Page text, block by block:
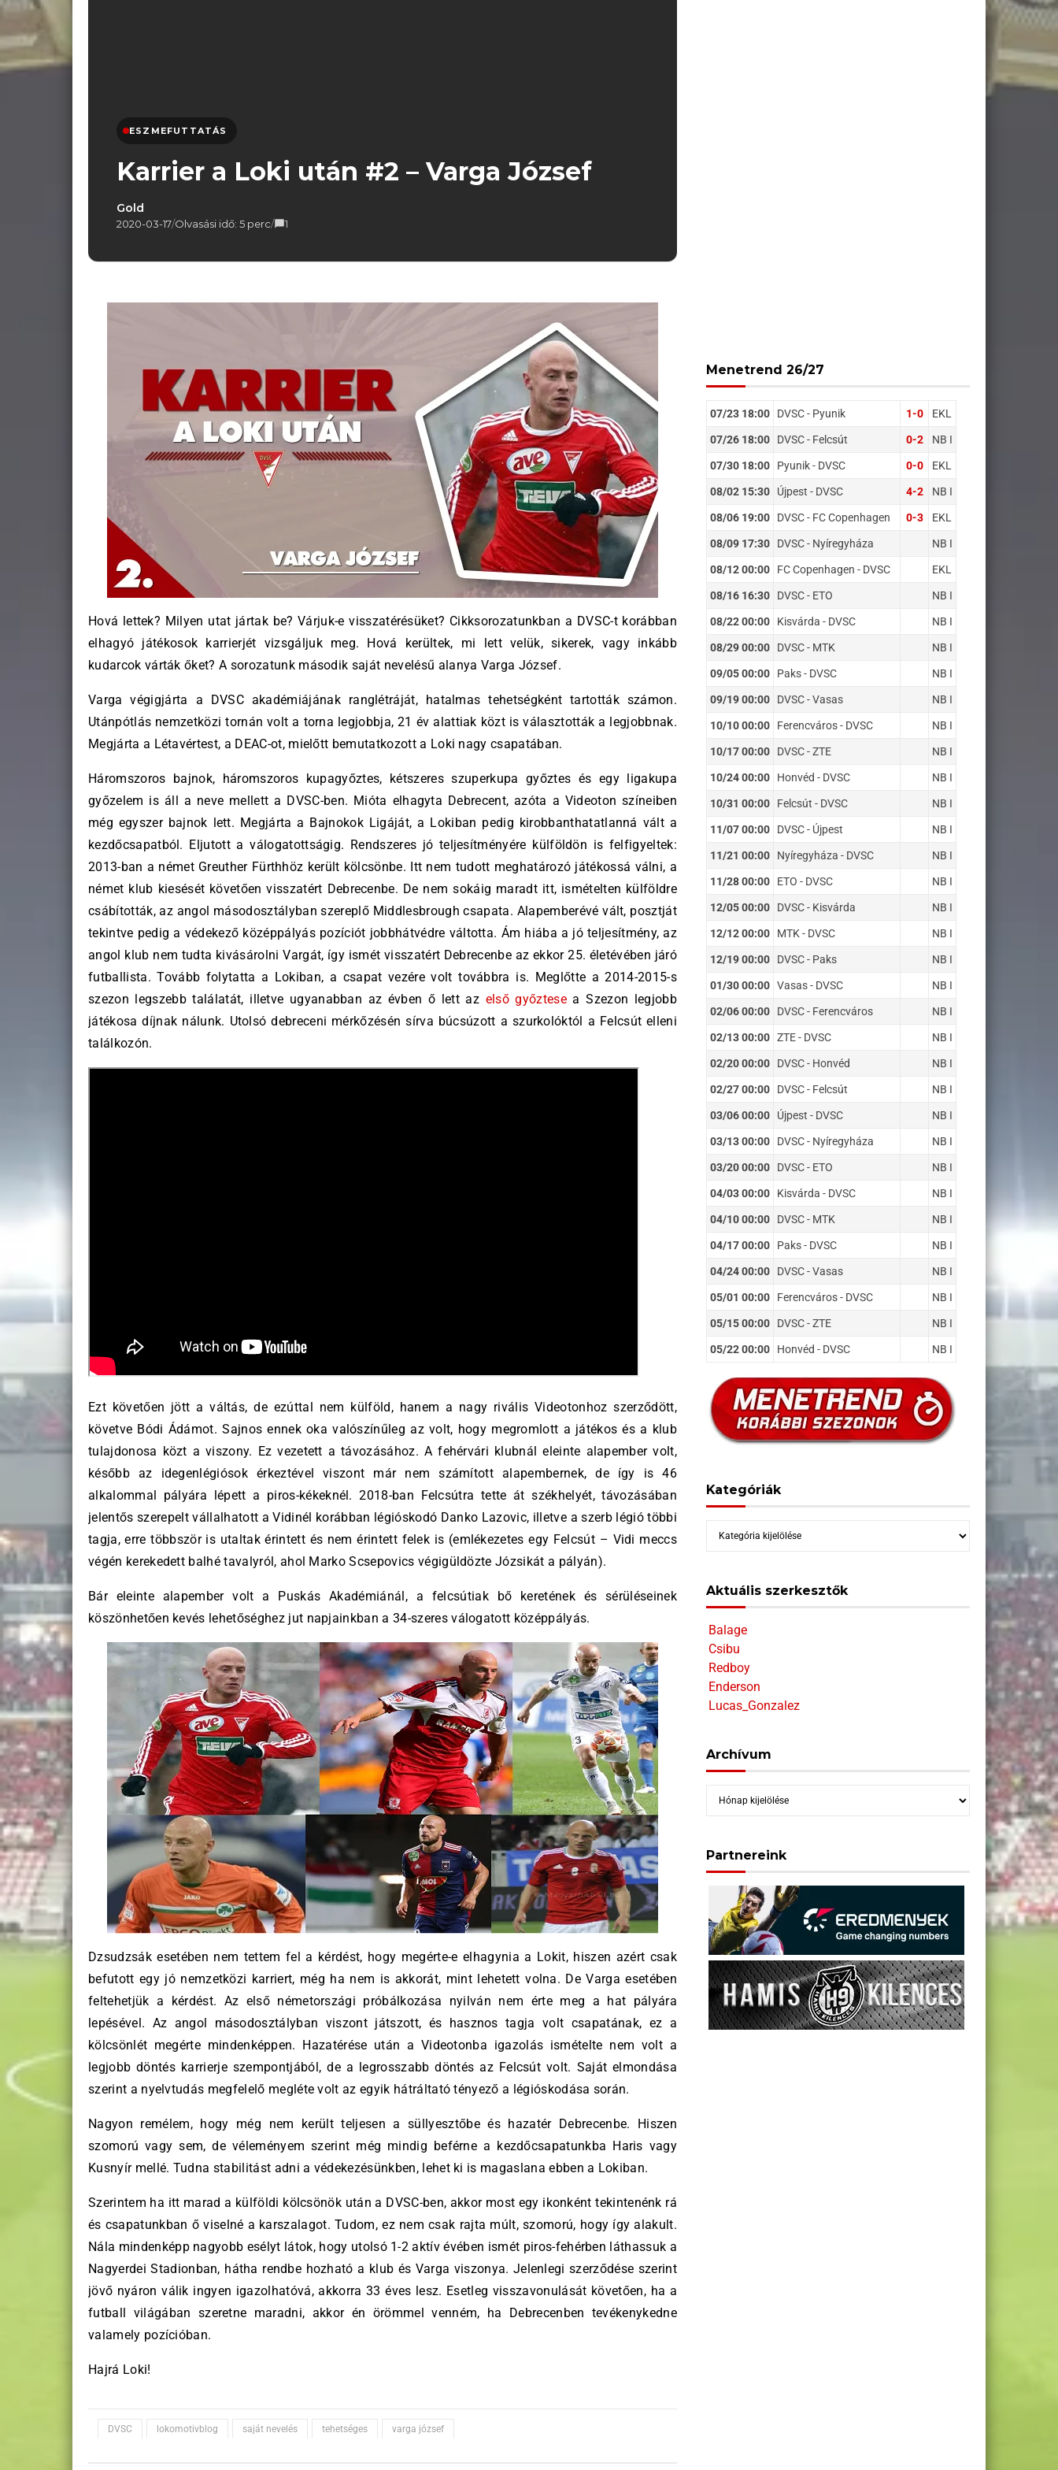
ESZMEFUTTATÁS
Karrier a Loki után #2 – Varga József
Gold
2020-03-17/Olvasási idő: 5 perc/ 1
Hová lettek? Milyen utat jártak be? Várjuk-e visszatérésüket? Cikksorozatunkban a DVSC-t korábban
elhagyó játékosok karrierjét vizsgáljuk meg. Hová kerültek, mi lett velük, sikerek, vagy inkább
kudarcok várták őket? A sorozatunk második saját nevelésű alanya Varga József.
Varga végigjárta a DVSC akadémiájának ranglétráját, hatalmas tehetségként tartották számon.
Utánpótlás nemzetközi tornán volt a torna legjobbja, 21 év alattiak közt is választották a legjobbnak.
Megjárta a Létavértest, a DEAC-ot, mielőtt bemutatkozott a Loki nagy csapatában.
Háromszoros bajnok, háromszoros kupagyőztes, kétszeres szuperkupa győztes és egy ligakupa
győzelem is áll a neve mellett a DVSC-ben. Mióta elhagyta Debrecent, azóta a Videoton színeiben
még egyszer bajnok lett. Megjárta a Bajnokok Ligáját, a Lokiban pedig kirobbanthatatlanná vált a
kezdőcsapatból. Eljutott a válogatottságig. Rendszeres jó teljesítményére külföldön is felfigyeltek:
2013-ban a német Greuther Fürthhöz került kölcsönbe. Itt nem tudott meghatározó játékossá válni, a
német klub kiesését követően visszatért Debrecenbe. De nem sokáig maradt itt, ismételten külföldre
csábították, az angol másodosztályban szereplő Middlesbrough csapata. Alapemberévé vált, posztját
tekintve pedig a védekező középpályás pozíciót jobbhátvédre váltotta. Ám hiába a jó teljesítmény, az
angol klub nem tudta kivásárolni Vargát, így ismét visszatért Debrecenbe az ekkor 25. életévében járó
futballista. Tovább folytatta a Lokiban, a csapat vezére volt továbbra is. Meglőtte a 2014-2015-s
szezon legszebb találatát, illetve ugyanabban az évben ő lett az első győztesea Szezon legjobb
játékosa díjnak nálunk. Utolsó debreceni mérkőzésén sírva búcsúzott a szurkolóktól a Felcsút elleni
találkozón.
Ezt követően jött a váltás, de ezúttal nem külföld, hanem a nagy rivális Videotonhoz szerződött,
követve Bódi Ádámot. Sajnos ennek oka valószínűleg az volt, hogy megromlott a játékos és a klub
tulajdonosa közt a viszony. Ez vezetett a távozásához. A fehérvári klubnál eleinte alapember volt,
később az idegenlégiósok érkeztével viszont már nem számított alapembernek, de így is 46
alkalommal pályára lépett a piros-kékeknél. 2018-ban Felcsútra tette át székhelyét, távozásában
jelentős szerepelt vállalhatott a Vidinél korábban légióskodó Danko Lazovic, illetve a szerb légió többi
tagja, erre többször is utaltak érintett és nem érintett felek is (emlékezetes egy Felcsút – Vidi meccs
végén kerekedett balhé tavalyról, ahol Marko Scsepovics végigüldözte Józsikát a pályán).
Bár eleinte alapember volt a Puskás Akadémiánál, a felcsútiak bő keretének és sérüléseinek
köszönhetően kevés lehetőséghez jut napjainkban a 34-szeres válogatott középpályás.
Dzsudzsák esetében nem tettem fel a kérdést, hogy megérte-e elhagynia a Lokit, hiszen azért csak
befutott egy jó nemzetközi karriert, még ha nem is akkorát, mint lehetett volna. De Varga esetében
feltehetjük a kérdést. Az első németországi próbálkozása nyilván nem érte meg a hat pályára
lepésével. Az angol másodosztályban viszont játszott, és hasznos tagja volt csapatának, ez a
kölcsönlét megérte mindenképpen. Hazatérése után a Videotonba igazolás ismételte nem volt a
legjobb döntés karrierje szempontjából, de a legrosszabb döntés az Felcsút volt. Saját elmondása
szerint a nyelvtudás megfelelő megléte volt az egyik hátráltató tényező a légióskodása során.
Nagyon remélem, hogy még nem került teljesen a süllyesztőbe és hazatér Debrecenbe. Hiszen
szomorú vagy sem, de véleményem szerint még mindig beférne a kezdőcsapatunkba Haris vagy
Kusnyír mellé. Tudna stabilitást adni a védekezésünkben, lehet ki is magaslana ebben a Lokiban.
Szerintem ha itt marad a külföldi kölcsönök után a DVSC-ben, akkor most egy ikonként tekintenénk rá
és csapatunkban ő viselné a karszalagot. Tudom, ez nem csak rajta múlt, szomorú, hogy így alakult.
Nála mindenképp nagyobb esélyt látok, hogy utolsó 1-2 aktív évében ismét piros-fehérben láthassuk a
Nagyerdei Stadionban, hátha rendbe hozható a klub és Varga viszonya. Jelenlegi szerződése szerint
jövő nyáron válik ingyen igazolhatóvá, akkorra 33 éves lesz. Esetleg visszavonulását követően, ha a
futball világában szeretne maradni, akkor én örömmel venném, ha Debrecenben tevékenykedne
valamely pozícióban.
Hajrá Loki!
DVSC lokomotivblog saját nevelés tehetséges varga józsef
Menetrend 26/27
07/23 18:00 DVSC - Pyunik 1-0 EKL
07/26 18:00 DVSC - Felcsút 0-2 NB I
07/30 18:00 Pyunik - DVSC 0-0 EKL
08/02 15:30 Újpest - DVSC 4-2 NB I
08/06 19:00 DVSC - FC Copenhagen 0-3 EKL
08/09 17:30 DVSC - Nyíregyháza NB I
08/12 00:00 FC Copenhagen - DVSC EKL
08/16 16:30 DVSC - ETO NB I
08/22 00:00 Kisvárda - DVSC NB I
08/29 00:00 DVSC - MTK NB I
09/05 00:00 Paks - DVSC NB I
09/19 00:00 DVSC - Vasas NB I
10/10 00:00 Ferencváros - DVSC NB I
10/17 00:00 DVSC - ZTE NB I
10/24 00:00 Honvéd - DVSC NB I
10/31 00:00 Felcsút - DVSC NB I
11/07 00:00 DVSC - Újpest NB I
11/21 00:00 Nyíregyháza - DVSC NB I
11/28 00:00 ETO - DVSC NB I
12/05 00:00 DVSC - Kisvárda NB I
12/12 00:00 MTK - DVSC NB I
12/19 00:00 DVSC - Paks NB I
01/30 00:00 Vasas - DVSC NB I
02/06 00:00 DVSC - Ferencváros NB I
02/13 00:00 ZTE - DVSC NB I
02/20 00:00 DVSC - Honvéd NB I
02/27 00:00 DVSC - Felcsút NB I
03/06 00:00 Újpest - DVSC NB I
03/13 00:00 DVSC - Nyíregyháza NB I
03/20 00:00 DVSC - ETO NB I
04/03 00:00 Kisvárda - DVSC NB I
04/10 00:00 DVSC - MTK NB I
04/17 00:00 Paks - DVSC NB I
04/24 00:00 DVSC - Vasas NB I
05/01 00:00 Ferencváros - DVSC NB I
05/15 00:00 DVSC - ZTE NB I
05/22 00:00 Honvéd - DVSC NB I
Kategóriák
Kategóriák
Aktuális szerkesztők
Balage
Csibu
Redboy
Enderson
Lucas_Gonzalez
Archívum
Archívum
Partnereink